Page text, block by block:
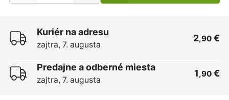
Kuriér na adresu
zajtra, 7. augusta
2,90 €
Predajne a odberné miesta
zajtra, 7. augusta
1,90 €